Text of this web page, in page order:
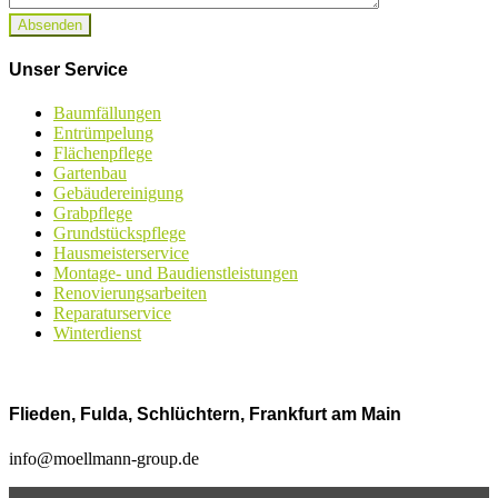
Unser Service
Baumfällungen
Entrümpelung
Flächenpflege
Gartenbau
Gebäudereinigung
Grabpflege
Grundstückspflege
Hausmeisterservice
Montage- und Baudienstleistungen
Renovierungsarbeiten
Reparaturservice
Winterdienst
Flieden, Fulda, Schlüchtern, Frankfurt am Main
info@moellmann-group.de